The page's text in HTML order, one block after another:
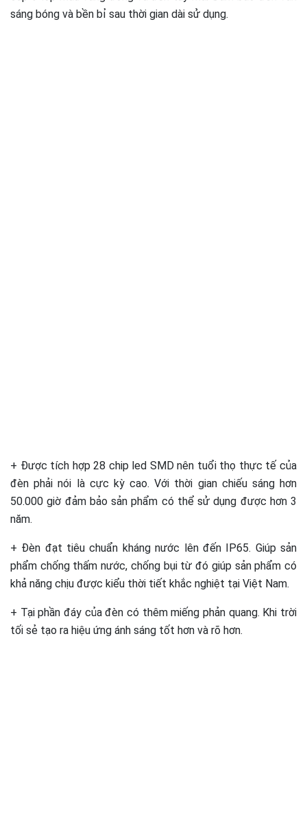
sáng bóng và bền bỉ sau thời gian dài sử dụng.
+ Được tích hợp 28 chip led SMD nên tuổi thọ thực tế của
đèn phải nói là cực kỳ cao. Với thời gian chiếu sáng hơn
50.000 giờ đảm bảo sản phẩm có thể sử dụng được hơn 3
năm.
+ Đèn đạt tiêu chuẩn kháng nước lên đến IP65. Giúp sản
phẩm chống thấm nước, chống bụi từ đó giúp sản phẩm có
khả năng chịu được kiểu thời tiết khắc nghiệt tại Việt Nam.
+ Tại phần đáy của đèn có thêm miếng phản quang. Khi trời
tối sẻ tạo ra hiệu ứng ánh sáng tốt hơn và rõ hơn.